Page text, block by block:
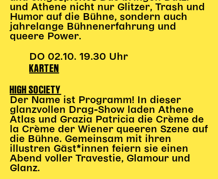
Team
Künstler*innen 2025/26
Bühnen + Studios
Kulturpatenschaft
Partner*innen
SERVICE
Karten + Preise
Anfahrt
Vermietung
Café
und Athene nicht nur Glitzer, Trash und
Humor auf die Bühne, sondern auch
jahrelange Bühnenerfahrung und
queere Power.
DO 02.10. 19.30 Uhr
KARTEN
HIGH SOCIETY
Der Name ist Programm! In dieser
glanzvollen Drag-Show laden Athene
Atlas und Grazia Patricia die Crème de
la Crème der Wiener queeren Szene auf
die Bühne. Gemeinsam mit ihren
illustren Gäst*innen feiern sie einen
Abend voller Travestie, Glamour und
Glanz.